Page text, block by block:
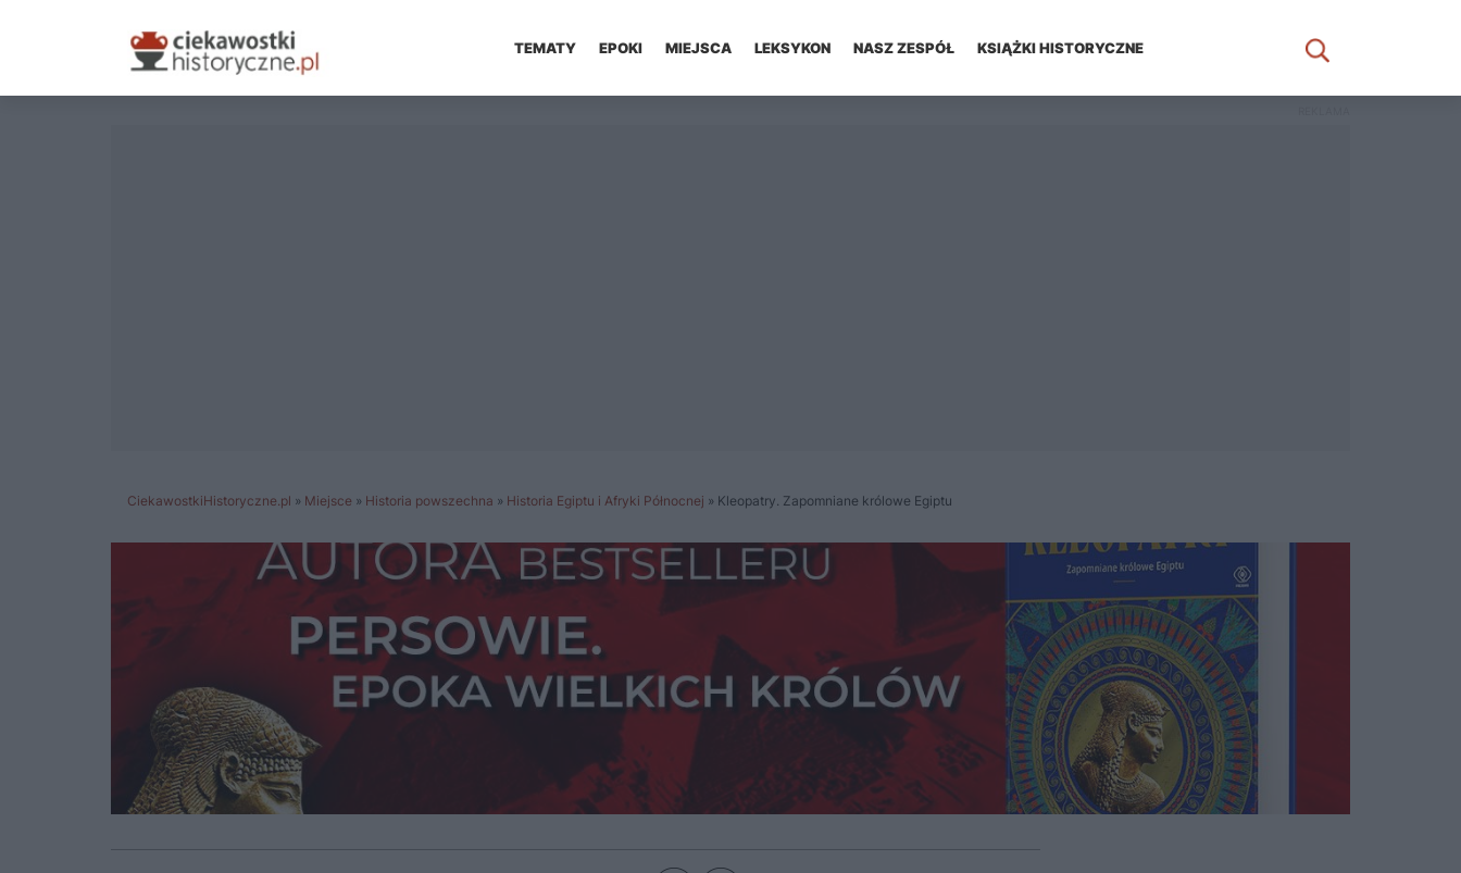
TEMATY EPOKI MIEJSCA LEKSYKON NASZ ZESPÓŁ KSIĄŻKI HISTORYCZNE
CiekawostkiHistoryczne.pl » Miejsce » Historia powszechna » Historia Egiptu i Afryki Północnej » Kleopatry. Zapomniane królowe Egiptu